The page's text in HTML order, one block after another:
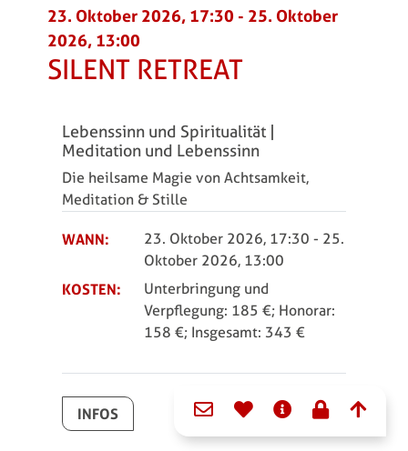
23. Oktober 2026, 17:30 - 25. Oktober
2026, 13:00
SILENT RETREAT
Lebenssinn und Spiritualität |
Meditation und Lebenssinn
Die heilsame Magie von Achtsamkeit,
Meditation & Stille
WANN: 23. Oktober 2026, 17:30 - 25.
Oktober 2026, 13:00
KOSTEN:
Unterbringung und
Verpflegung: 185 €; Honorar:
158 €; Insgesamt: 343 €
INFOS
Domain menu for